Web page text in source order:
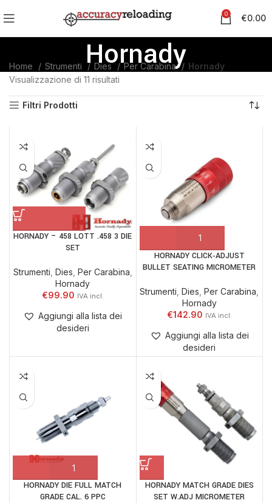
0 €0.00
Hornady
Home Strumenti Dies Per Carabina
Hornady
Visualizzazione di 11 risultati
Filtri Prodotti
HORNADY – 458 LOTT .458 3 DIE
SET
Strumenti Dies Per Carabina
Hornady
€99.90
Aggiungi alla lista dei
desideri
HORNADY CLICK‑ADJUST
BULLET SEATING MICROMETER
Strumenti ,Dies ,Per Carabina
Hornady
€142.90
Aggiungi alla lista dei
desideri
HORNADY DIE FULL MATCH
GRADE CAL. 6 PPC
HORNADY MATCH GRADE DIES
SET W.ADJ MICROMETER